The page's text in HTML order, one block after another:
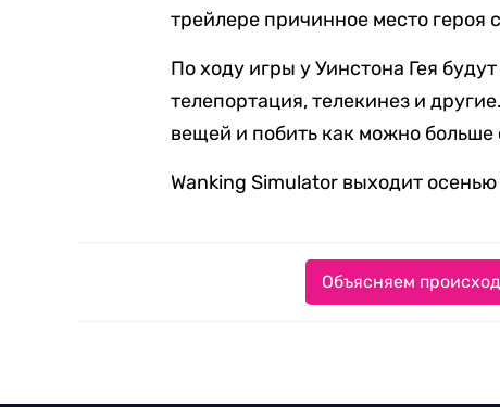
трейлере причинное место героя
По ходу игры у Уинстона Гея
телепортация, телекинез и
вещей и побить как можно
Wanking Simulator выходит
Объясняем